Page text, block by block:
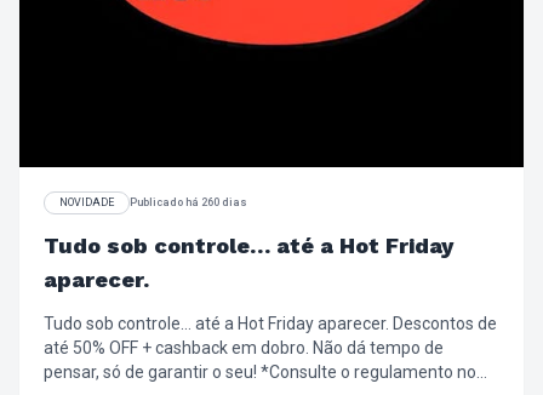
NOVIDADE Publicado há 260 dias
Tudo sob controle… até a Hot Friday
aparecer.
Tudo sob controle… até a Hot Friday aparecer. Descontos de
até 50% OFF + cashback em dobro. Não dá tempo de
pensar, só de garantir o seu! *Consulte o regulamento no